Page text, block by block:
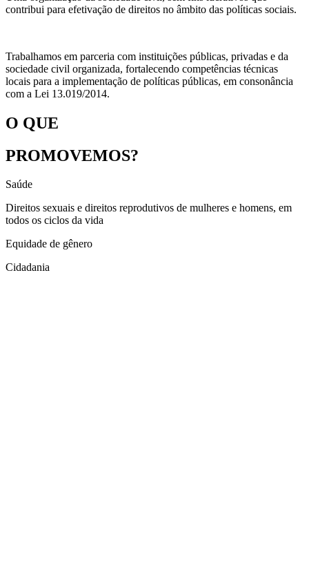
contribui para efetivação de direitos no âmbito das políticas sociais.
Trabalhamos em parceria com instituições públicas, privadas e da
sociedade civil organizada, fortalecendo competências técnicas
locais para a implementação de políticas públicas, em consonância
com a Lei 13.019/2014.
O QUE
PROMOVEMOS?
Saúde
Direitos sexuais e direitos reprodutivos de mulheres e homens, em
todos os ciclos da vida
Equidade de gênero
Cidadania